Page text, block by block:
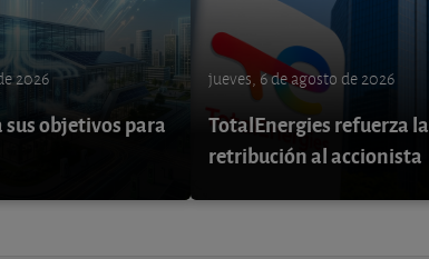
2026
objetivos para
jueves, 6 de agosto de 2026
TotalEnergies refuerza la
retribución al accionista